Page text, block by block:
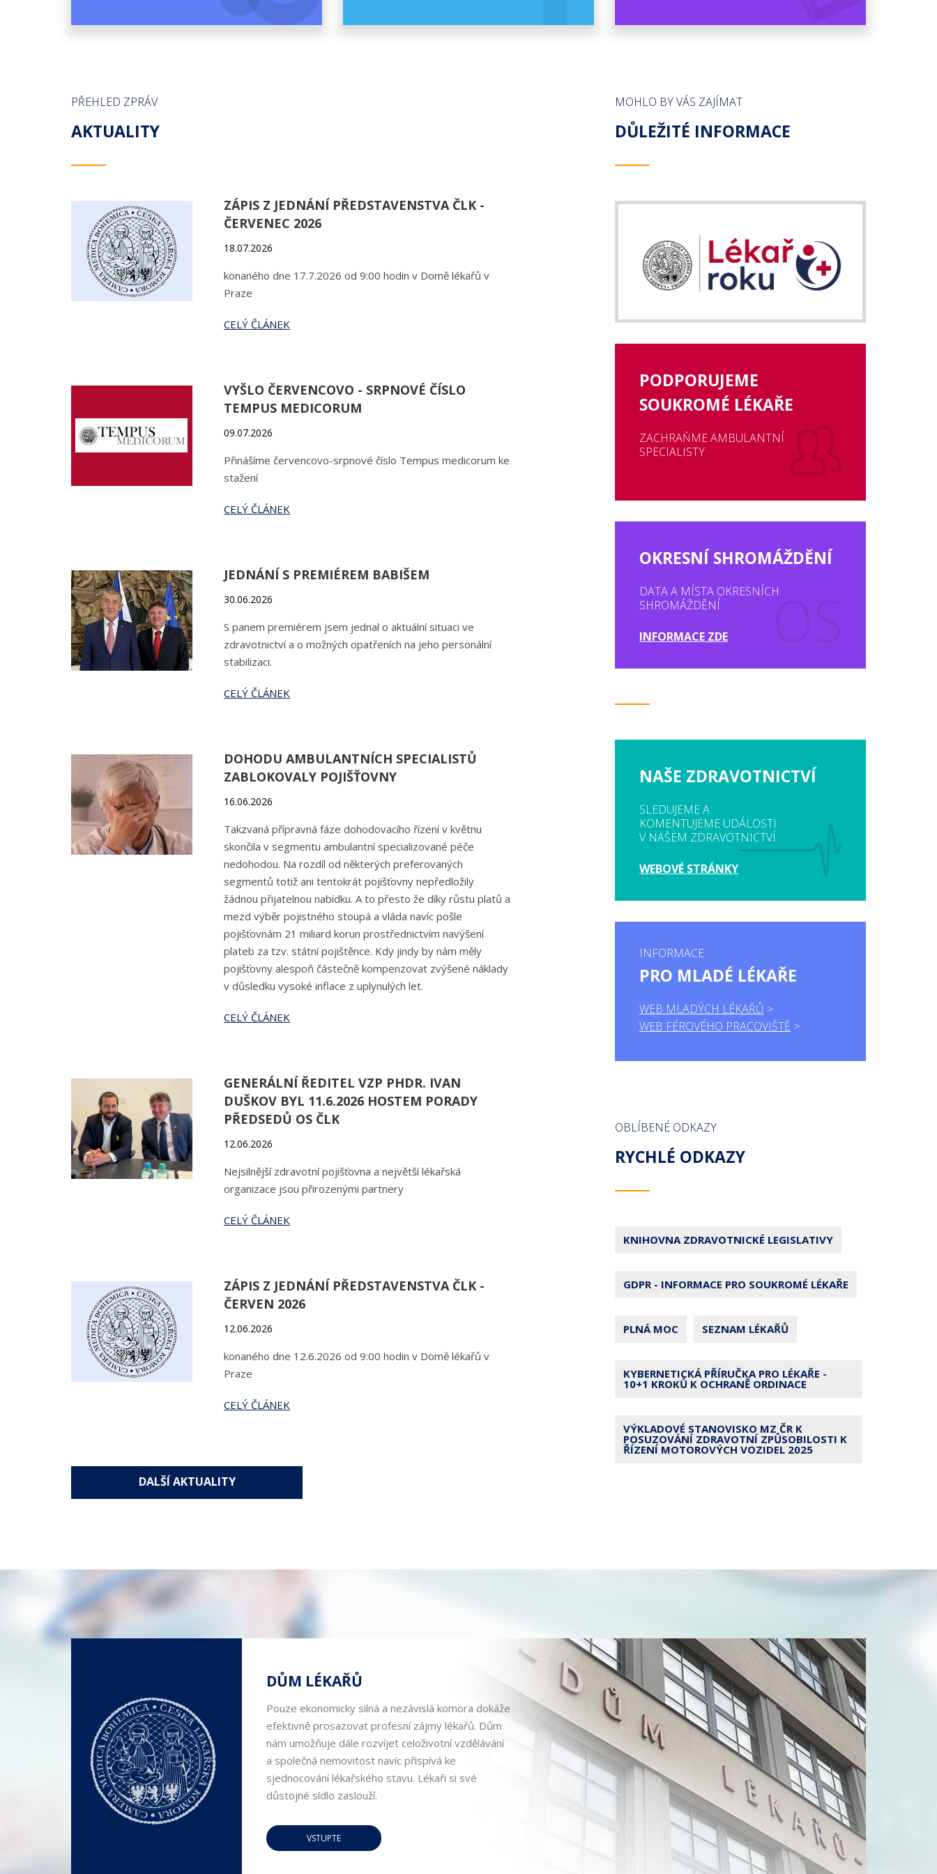
PŘEHLED ZPRÁV
AKTUALITY
ZÁPIS Z JEDNÁNÍ PŘEDSTAVENSTVA ČLK -
ČERVENEC 2026
18.07.2026
konaného dne 17.7.2026 od 9:00 hodin v Domě lékařů v
Praze
CELÝ ČLÁNEK
VYŠLO ČERVENCOVO - SRPNOVÉ ČÍSLO
TEMPUS MEDICORUM
09.07.2026
Přinášíme červencovo-srpnové číslo Tempus medicorum ke
stažení
CELÝ ČLÁNEK
JEDNÁNÍ S PREMIÉREM BABIŠEM
30.06.2026
S panem premiérem jsem jednal o aktuální situaci ve
zdravotnictví a o možných opatřeních na jeho personální
stabilizaci.
CELÝ ČLÁNEK
DOHODU AMBULANTNÍCH SPECIALISTŮ
ZABLOKOVALY POJIŠŤOVNY
16.06.2026
Takzvaná přípravná fáze dohodovacího řízení v květnu
skončila v segmentu ambulantní specializované péče
nedohodou. Na rozdíl od některých preferovaných
segmentů totiž ani tentokrát pojišťovny nepředložily
žádnou přijatelnou nabídku. A to přesto že díky růstu platů a
mezd výběr pojistného stoupá a vláda navíc pošle
pojišťovnám 21 miliard korun prostřednictvím navýšení
plateb za tzv. státní pojištěnce. Kdy jindy by nám měly
pojišťovny alespoň částečně kompenzovat zvýšené náklady
v důsledku vysoké inflace z uplynulých let.
CELÝ ČLÁNEK
GENERÁLNÍ ŘEDITEL VZP PHDR. IVAN
DUŠKOV BYL 11.6.2026 HOSTEM PORADY
PŘEDSEDŮ OS ČLK
12.06.2026
Nejsilnější zdravotní pojišťovna a největší lékařská
organizace jsou přirozenými partnery
CELÝ ČLÁNEK
ZÁPIS Z JEDNÁNÍ PŘEDSTAVENSTVA ČLK -
ČERVEN 2026
12.06.2026
konaného dne 12.6.2026 od 9:00 hodin v Domě lékařů v
Praze
CELÝ ČLÁNEK
DALŠÍ AKTUALITY
MOHLO BY VÁS ZAJÍMAT
DŮLEŽITÉ INFORMACE
PODPORUJEME
SOUKROMÉ LÉKAŘE
ZACHRAŇME AMBULANTNÍ
SPECIALISTY
OKRESNÍ SHROMÁŽDĚNÍ
DATA A MÍSTA OKRESNÍCH
SHROMÁŽDĚNÍ
INFORMACE ZDE
NAŠE ZDRAVOTNICTVÍ
SLEDUJEME A
KOMENTUJEME UDÁLOSTI
V NAŠEM ZDRAVOTNICTVÍ
WEBOVÉ STRÁNKY
INFORMACE
PRO MLADÉ LÉKAŘE
WEB MLADÝCH LÉKAŘŮ
WEB FÉROVÉHO PRACOVIŠTĚ
OBLÍBENÉ ODKAZY
RYCHLÉ ODKAZY
KNIHOVNA ZDRAVOTNICKÉ LEGISLATIVY
GDPR - INFORMACE PRO SOUKROMÉ LÉKAŘE
PLNÁ MOC SEZNAM LÉKAŘŮ
KYBERNETICKÁ PŘÍRUČKA PRO LÉKAŘE -
10+1 KROKŮ K OCHRANĚ ORDINACE
VÝKLADOVÉ STANOVISKO MZ ČR K
POSUZOVÁNÍ ZDRAVOTNÍ ZPŮSOBILOSTI K
ŘÍZENÍ MOTOROVÝCH VOZIDEL 2025
DŮM LÉKAŘŮ
Pouze ekonomicky silná a nezávislá komora dokáže
efektivně prosazovat profesní zájmy lékařů. Dům
nám umožňuje dále rozvíjet celoživotní vzdělávání
a společná nemovitost navíc přispívá ke
sjednocování lékařského stavu. Lékaři si své
důstojné sídlo zaslouží.
VSTUPTE